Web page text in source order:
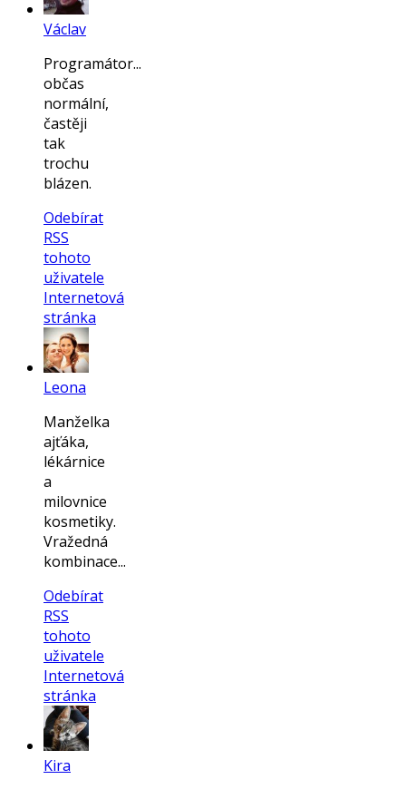
Václav
Programátor...
občas
normální,
častěji
tak
trochu
blázen.
Odebírat
RSS
tohoto
uživatele
Internetová
stránka
Leona
Manželka
ajťáka,
lékárnice
a
milovnice
kosmetiky.
Vražedná
kombinace...
Odebírat
RSS
tohoto
uživatele
Internetová
stránka
Kira